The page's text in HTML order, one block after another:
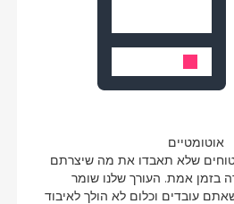
אוטומטיים
שלא תאבדו את מה שיצרתם
בזמן אמת. העורך שלנו שומר